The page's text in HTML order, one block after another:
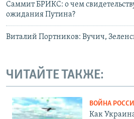
Саммит БРИКС: о чем
ожидания Путина?
Виталий Портников: Вучич,
ЧИТАЙТЕ ТАКЖЕ:
ВОЙНА
Как